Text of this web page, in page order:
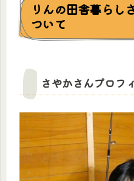
りんの田舎暮らし
ついて
さやかさんプロフ